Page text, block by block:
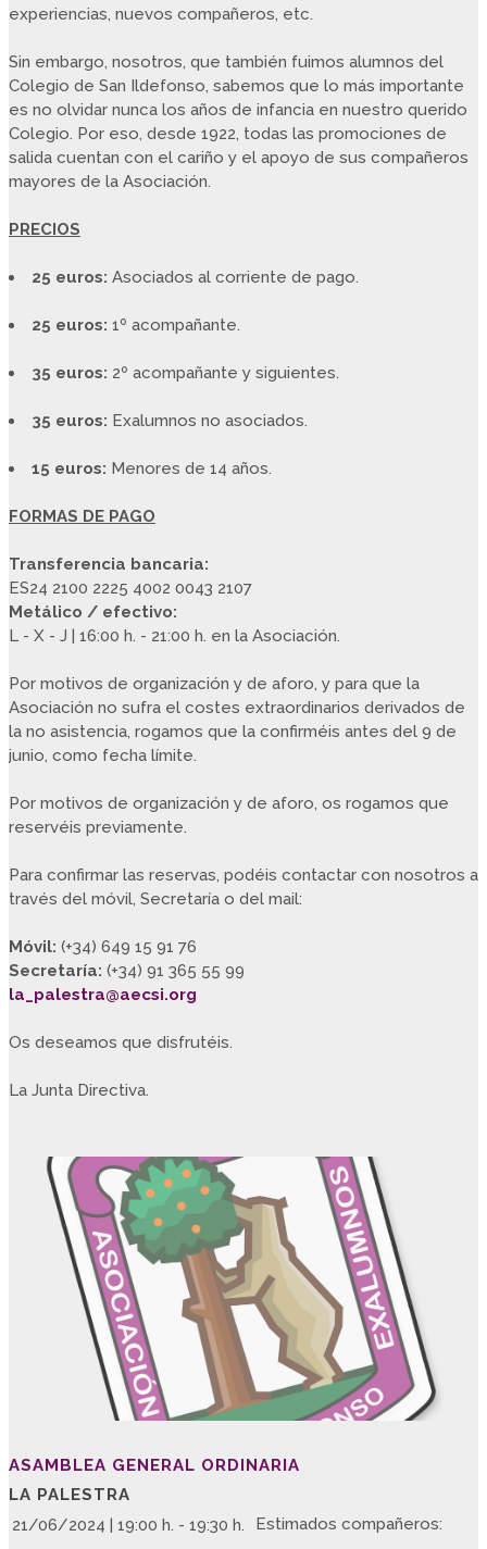
experiencias, nuevos compañeros, etc.
Sin embargo, nosotros, que también fuimos alumnos del
Colegio de San Ildefonso, sabemos que lo más importante
es no olvidar nunca los años de infancia en nuestro querido
Colegio. Por eso, desde 1922, todas las promociones de
salida cuentan con el cariño y el apoyo de sus compañeros
mayores de la Asociación.
PRECIOS
25 euros: Asociados al corriente de pago.
25 euros: 1º acompañante.
35 euros: 2º acompañante y siguientes.
35 euros: Exalumnos no asociados.
15 euros: Menores de 14 años.
FORMAS DE PAGO
Transferencia bancaria:
ES24 2100 2225 4002 0043 2107
Metálico / efectivo:
L - X - J | 16:00 h. - 21:00 h. en la Asociación.
Por motivos de organización y de aforo, y para que la
Asociación no sufra el costes extraordinarios derivados de
la no asistencia, rogamos que la confirméis antes del 9 de
junio, como fecha límite.
Por motivos de organización y de aforo, os rogamos que
reservéis previamente.
Para confirmar las reservas, podéis contactar con nosotros a
través del móvil, Secretaría o del mail:
Móvil: (+34) 649 15 91 76
Secretaría: (+34) 91 365 55 99
la_palestra@aecsi.org
Os deseamos que disfrutéis.
La Junta Directiva.
ASAMBLEA GENERAL ORDINARIA
LA PALESTRA
21/06/2024 | 19:00 h. - 19:30 h.
Estimados compañeros: